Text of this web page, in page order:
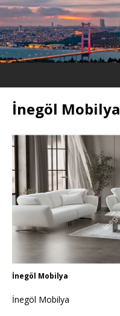
İnegöl Mobilya
İnegöl Mobilya
İnegöl Mobilya